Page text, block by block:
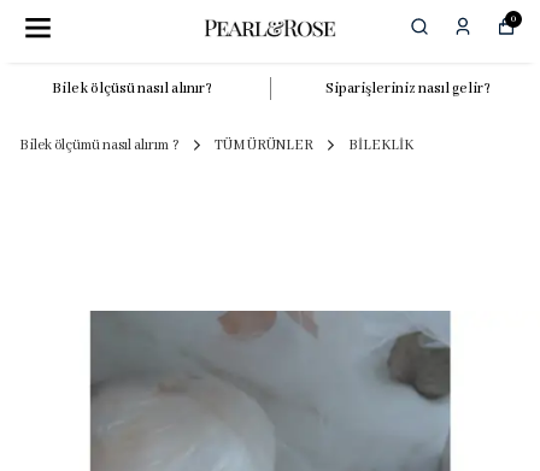
0
Bilek ölçüsü nasıl alınır? Siparişleriniz nasıl gelir?
Bilek ölçümü nasıl alırım ? TÜM ÜRÜNLER BİLEKLİK